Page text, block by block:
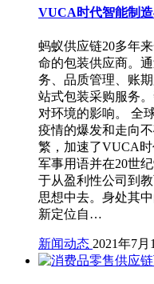
VUCA时代智能制
蚂蚁供应链20多年
命的包装供应商。
务、品质管理、账
站式包装采购服务
对环境的影响。 全
疫情的爆发和走向
繁，加速了VUCA
军事用语并在20世
于从盈利性公司到
思想中去。身处其
新定位自…
新闻动态 2021年7月